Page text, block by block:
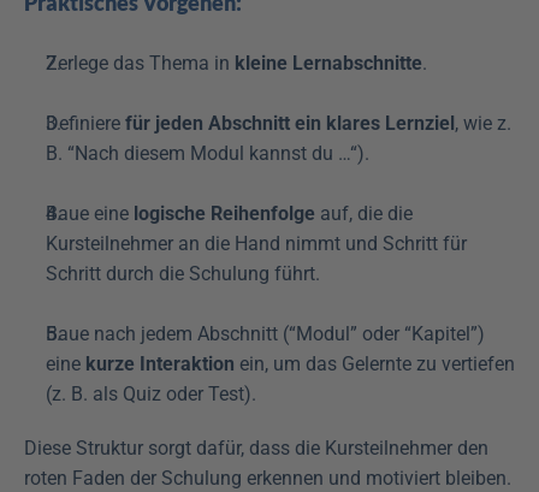
Zerlege das Thema in kleine Lernabschnitte.
Definiere für jeden Abschnitt ein klares Lernziel , wie z.
B. “Nach diesem Modul kannst du …“).
Baue eine logische Reihenfolge auf, die die
Kursteilnehmer an die Hand nimmt und Schritt für
Schritt durch die Schulung führt.
Baue nach jedem Abschnitt (“Modul” oder “Kapitel”)
eine kurze Interaktion ein, um das Gelernte zu vertiefen
(z. B. als Quiz oder Test).
Diese Struktur sorgt dafür, dass die Kursteilnehmer den
roten Faden der Schulung erkennen und motiviert bleiben.